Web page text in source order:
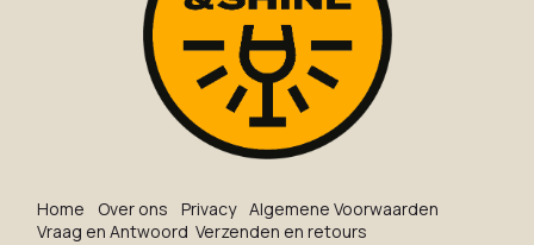
Ho​me O​ve​r on​s Privacy Algemene Voorwaarden
Vraag en Antwoord Verzenden en retours